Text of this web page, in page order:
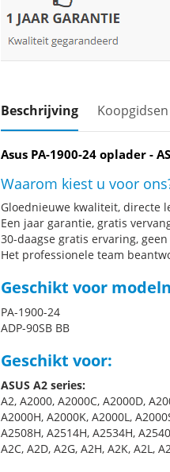
Beschrijving
Asus PA-1900-24 oplader -
Waarom kiest u voor
Gloednieuwe kwaliteit, directe
Een jaar garantie, gratis
30-daagse gratis ervaring,
Het professionele team
Geschikt voor
PA-1900-24
ADP-90SB BB
Geschikt voor:
ASUS A2 series:
A2, A2000, A2000C, A2000D,
A2000H, A2000K, A2000L,
A2508H, A2514H, A2534H,
A2C, A2D, A2G, A2H, A2K, A2L,